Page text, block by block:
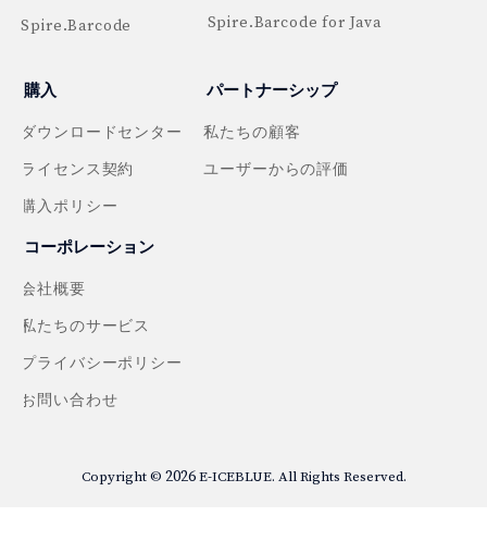
Spire.Barcode
Spire.Barcode for Java
購入
ダウンロードセンター
ライセンス契約
購入ポリシー
パートナーシップ
私たちの顧客
ユーザーからの評価
コーポレーション
会社概要
私たちのサービス
プライバシーポリシー
お問い合わせ
Copyright © 2026E-ICEBLUE. All Rights Reserved.